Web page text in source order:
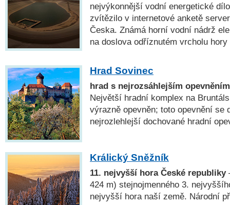
nejvýkonnější vodní energetické
zvítězilo v internetové anketě
Česka. Známá horní vodní nádrž
na doslova odříznutém vrcholu hory
Hrad Sovinec
hrad s nejrozsáhlejším
Největší hradní komplex na
výrazně opevněn; toto opevnění se
nejrozlehlejší dochované hradní
Králický Sněžník
11. nejvyšší hora České republiky
424 m) stejnojmenného 3.
nejvyšší hora naší země. Národní